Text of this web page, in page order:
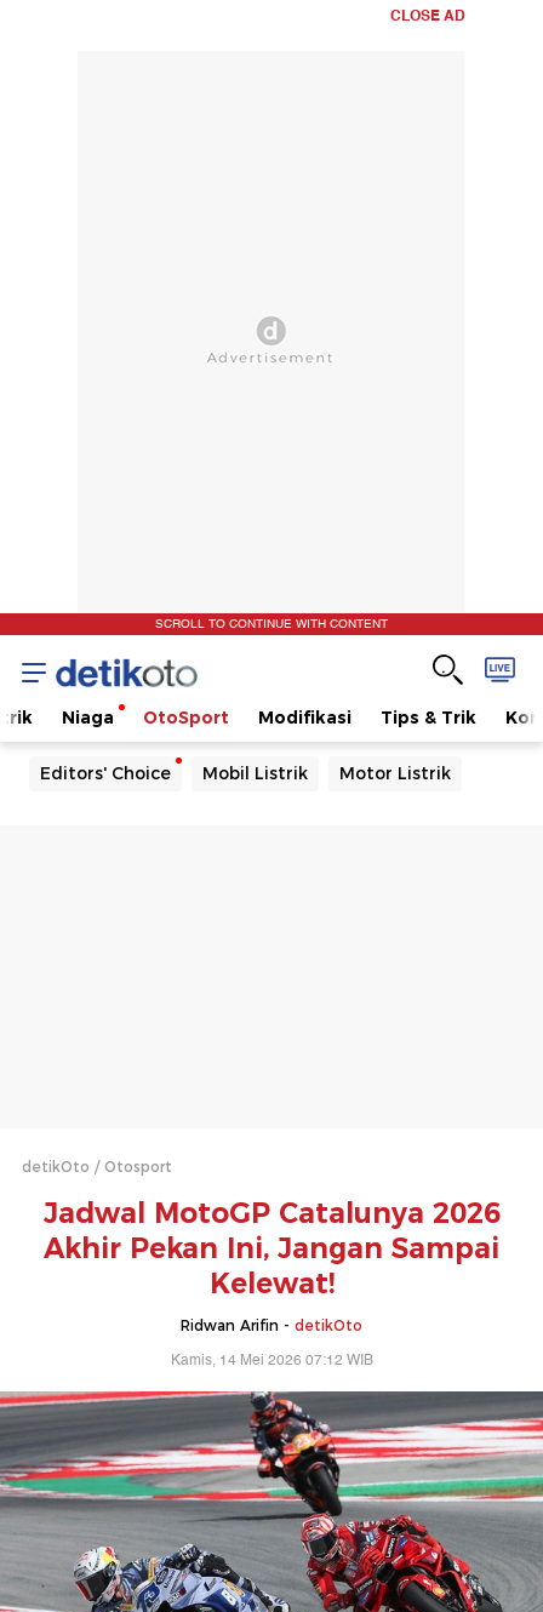
CLOSE AD
SCROLL TO CONTINUE WITH CONTENT
Niaga OtoSport Modifikasi Tips & Trik
Editors' Choice Mobil Listrik Motor Listrik
detikOto Otosport
Jadwal MotoGP Catalunya 2026
Akhir Pekan Ini, Jangan Sampai
Kelewat!
Ridwan Arifin - detikOto
Kamis, 14 Mei 2026 07:12 WIB